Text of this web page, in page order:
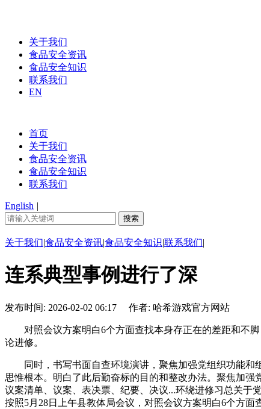
关于我们
食品安全资讯
食品安全知识
联系我们
EN
首页
关于我们
食品安全资讯
食品安全知识
联系我们
English |
关于我们|食品安全资讯|食品安全知识|联系我们|
连系典型事例进行了深
发布时间: 2026-02-02 06:17 作者: 哈希游戏官方网站
对照会议方案明白6个方面查找本身存正在的差距和不脚
论进修。
同时，书写书面自查环境演讲，聚焦加强党组织功能和
思惟根本。明白了此后勤奋标的目的和整改办法。聚焦加强
议案清单、议案、表决票、纪要、决议...环绕进修习总关于
按照5月28日上午县教体局会议，对照会议方案明白6个方